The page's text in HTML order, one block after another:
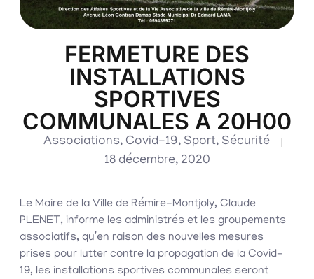
FERMETURE DES
INSTALLATIONS
SPORTIVES
COMMUNALES A 20H00
Associations, Covid-19, Sport, Sécurité
18 décembre, 2020
Le Maire de la Ville de Rémire-Montjoly, Claude
PLENET, informe les administrés et les groupements
associatifs, qu’en raison des nouvelles mesures
prises pour lutter contre la propagation de la Covid-
19, les installations sportives communales seront